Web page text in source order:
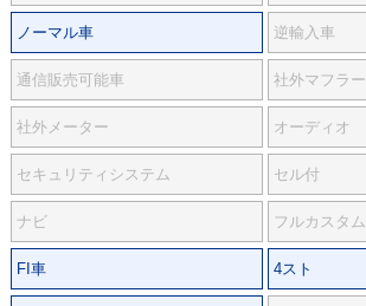
ノーマル車 逆輸入車
通信販売可能車 社外マフラー
社外メーター オーディオ
セキュリティシステム セル付
ナビ フルカスタム
FI車 4スト